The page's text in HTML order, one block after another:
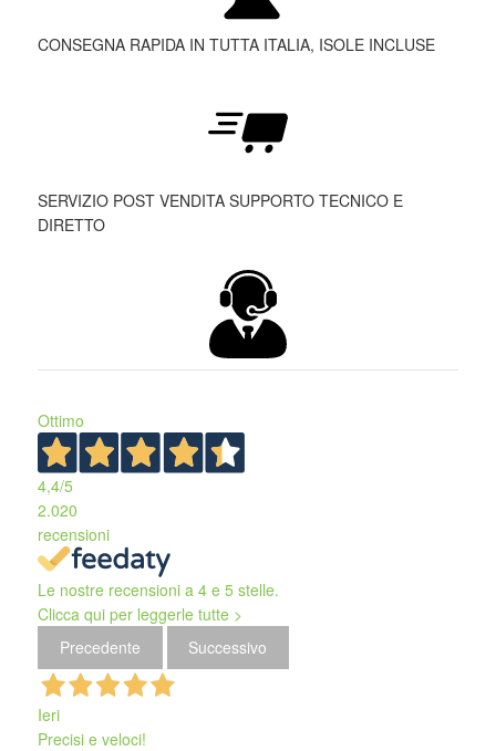
CONSEGNA RAPIDA IN TUTTA ITALIA, ISOLE INCLUSE
SERVIZIO POST VENDITA SUPPORTO TECNICO E
DIRETTO
Ottimo
4,4/5
2.020
recensioni
Le nostre recensioni a 4 e 5 stelle.
Clicca qui per leggerle tutte >
Precedente
Successivo
Ieri
Precisi e veloci!